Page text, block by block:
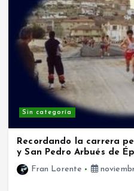
Sin categoría
Recordando la carrera
y San Pedro Arbués de
Fran Lorente